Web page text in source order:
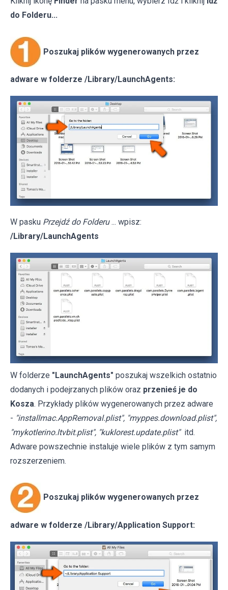
do Folderu...
Poszukaj plików wygenerowanych przez
adware w folderze /Library/LaunchAgents:
W pasku Przejdź do Folderu ... wpisz:
/Library/LaunchAgents
W folderze "LaunchAgents" poszukaj wszelkich ostatnio
dodanych i podejrzanych plików oraz przenieś je do
Kosza. Przykłady plików wygenerowanych przez adware
- "installmac.AppRemoval.plist", "myppes.download.plist",
"mykotlerino.ltvbit.plist", "kuklorest.update.plist" itd.
Adware powszechnie instaluje wiele plików z tym samym
rozszerzeniem.
Poszukaj plików wygenerowanych przez
adware w folderze /Library/Application Support: